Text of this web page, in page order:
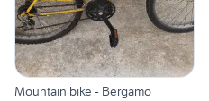
Mountain bike - Bergamo